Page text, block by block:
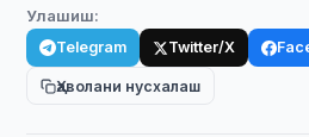
Улашиш:
Telegram Twitter/X
Ҳаволани нусхалаш